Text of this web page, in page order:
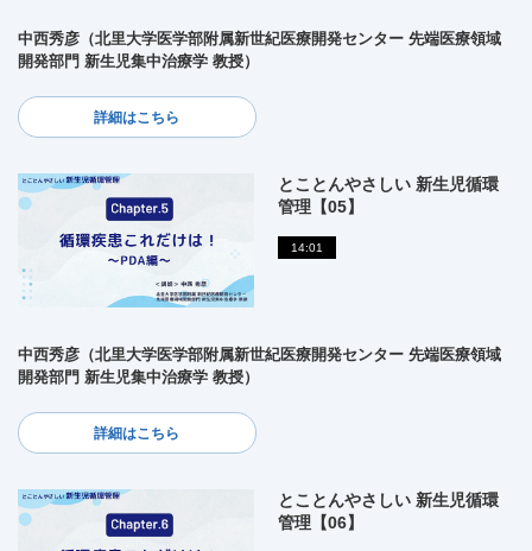
中西秀彦（北里大学医学部附属新世紀医療開発センター 先端医療領域
開発部門 新生児集中治療学 教授）
詳細はこちら
とことんやさしい 新生児循環
管理【05】
14:01
中西秀彦（北里大学医学部附属新世紀医療開発センター 先端医療領域
開発部門 新生児集中治療学 教授）
詳細はこちら
とことんやさしい 新生児循環
管理【06】